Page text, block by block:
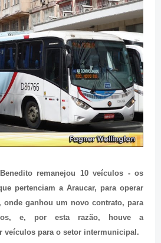
remanejou 10 veículos - os
pertenciam a Araucar, para operar
onde ganhou um novo contrato, para
e, por esta razão, houve a
veículos para o setor intermunicipal.